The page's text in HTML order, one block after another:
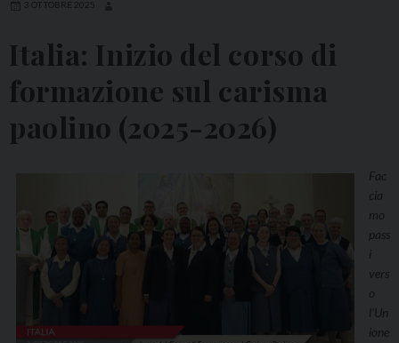
3 OTTOBRE 2025
Italia: Inizio del corso di
formazione sul carisma
paolino (2025-2026)
Fac
cia
mo
pass
i
vers
o
l’Un
ione